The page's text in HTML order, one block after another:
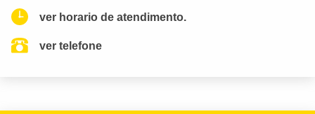
ver horario de atendimento.
ver telefone